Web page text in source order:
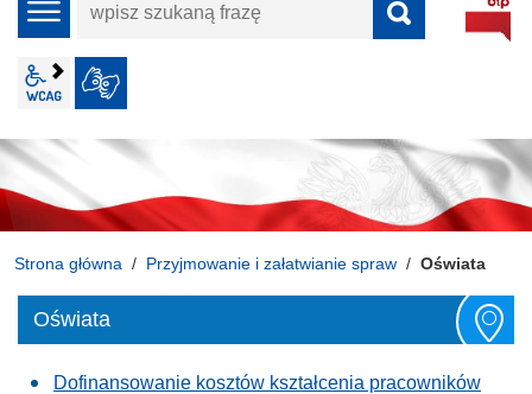
menu
frazę
wcag2.1
Strona główna Przyjmowanie i załatwianie spraw Oświata
Oświata
Dofinansowanie kosztów kształcenia pracowników